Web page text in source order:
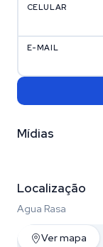
CELULAR
E-MAIL
Mídias
Localização
Agua Rasa
Ver mapa